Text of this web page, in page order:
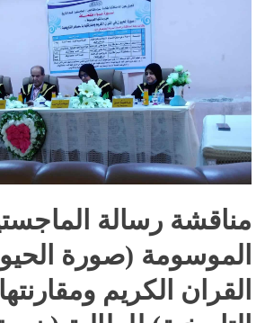
مناقشة رسالة
الموسومة (صورة
القران الكريم